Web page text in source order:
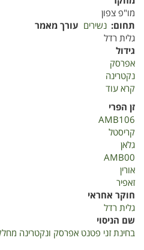
מו"פ צפון
תחום נשירים עורך מאמר
גלית רדל
גידול
אפרסק
נקטרינה
קרא עוד
זני
פטנט
חוות
זן הפרי
AMB106
קריסטל
גלאן
AMB00
אורין
זאפיר
חוקר אחראי
גלית רדל
שם הניסוי
בחינת זני פטנט אפרסק ונקטרינה מחלקת